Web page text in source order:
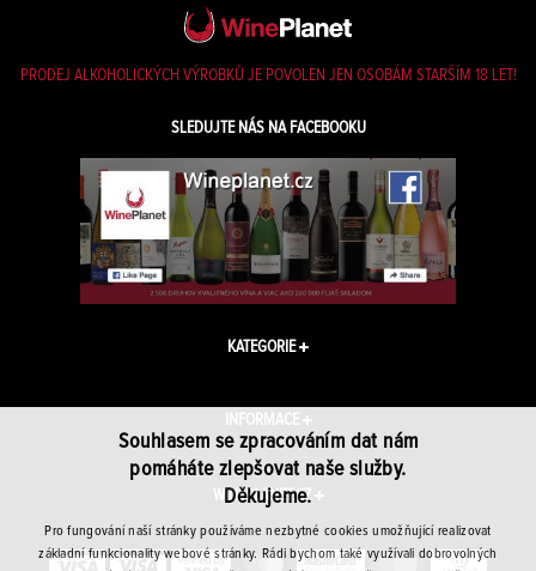
PRODEJ ALKOHOLICKÝCH VÝROBKŮ JE POVOLEN JEN OSOBÁM STARŠÍM 18 LET!
SLEDUJTE NÁS NA FACEBOOKU
KATEGORIE
INFORMACE
WINEPLANET.CZ
Souhlasem se zpracováním dat nám
pomáháte zlepšovat naše služby.
Děkujeme.
Pro fungování naší stránky používáme nezbytné cookies umožňující realizovat
základní funkcionality webové stránky. Rádi bychom také využívali dobrovolných